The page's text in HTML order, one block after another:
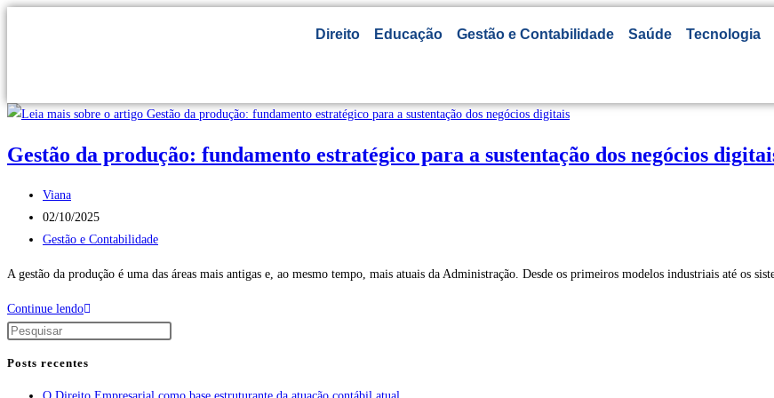
Direito Educação Gestão e Contabilidade Saúde Tecnologia
Gestão da produção: fundamento estratégico para a sustentação dos negócios
Viana
02/10/2025
Gestão e Contabilidade
A gestão da produção é uma das áreas mais antigas e, ao mesmo tempo, mais atuais da Administração. Desde os primeiros modelos industriais até os
Continue lendo
Posts recentes